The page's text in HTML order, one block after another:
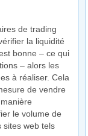
de trading
la liquidité
bonne – ce qui
– alors les
à réaliser. Cela
de vendre
le volume de
sites web tels